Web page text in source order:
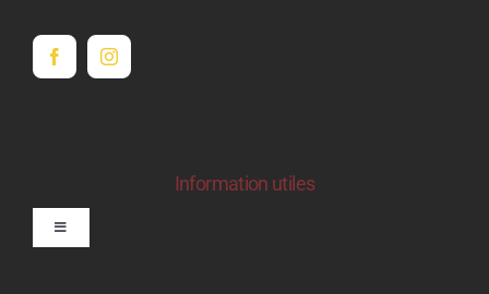
Information utiles
Toggle